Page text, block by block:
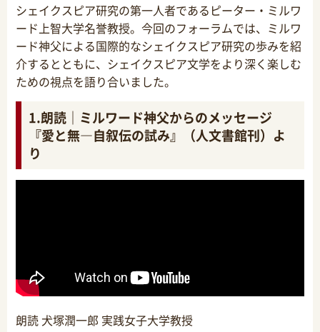
シェイクスピア研究の第一人者であるピーター・ミルワ
ード上智大学名誉教授。今回のフォーラムでは、ミルワ
ード神父による国際的なシェイクスピア研究の歩みを紹
介するとともに、シェイクスピア文学をより深く楽しむ
ための視点を語り合いました。
1.朗読｜ミルワード神父からのメッセージ
『愛と無―自叙伝の試み』（人文書館刊）よ
り
朗読 犬塚潤一郎 実践女子大学教授